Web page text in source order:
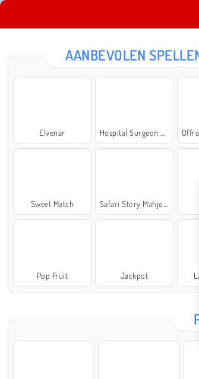
AANBEVOLEN
Elvenar
Sweet Match
Pop Fruit Jackpot